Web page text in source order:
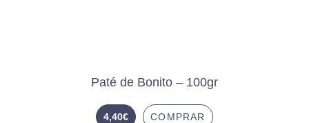
Paté de Bonito – 100gr
4,40€ COMPRAR